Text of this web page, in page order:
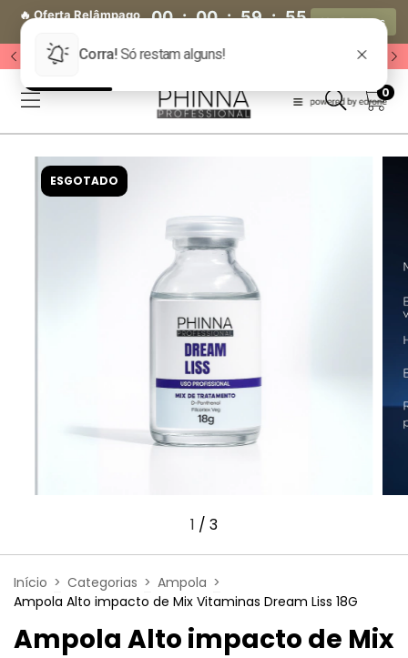
🔥 Oferta Relâmpago
00 : 00 : 59 : 54 Ver Produtos
🔥 Acesse o Grupo VIP 🔥
0
ESGOTADO
1 / 3
Início > Categorias > Ampola >
Ampola Alto impacto de Mix Vitaminas Dream Liss 18G
Ampola Alto impacto de Mix